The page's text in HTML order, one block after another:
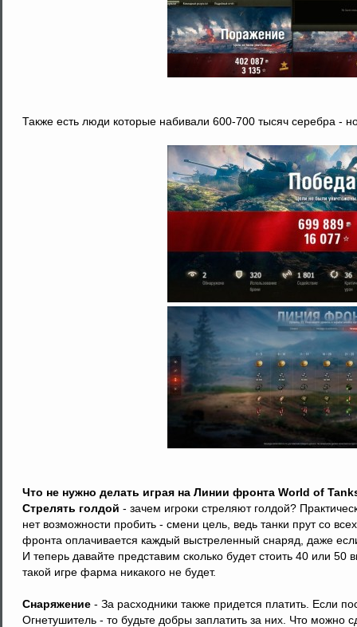
Также есть люди которые набивали 600-700 тысяч серебра -
Что не нужно делать играя на Линии фронта World of
Стрелять голдой - зачем игроки стреляют голдой?
нет возможности пробить - смени цель, ведь танки прут со
фронта оплачивается каждый выстреленный снаряд, даже
И теперь давайте представим сколько будет стоить 40 или
такой игре фарма никакого не будет.
Снаряжение - За расходники также придется платить. Если
Огнетушитель - то будьте добры заплатить за них. Что можно